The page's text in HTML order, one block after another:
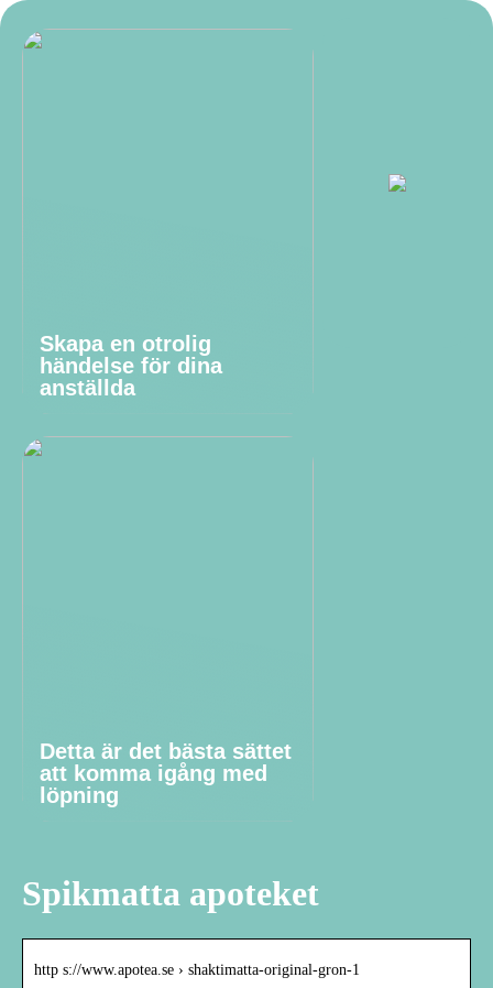
Skapa en otrolig
händelse för dina
anställda
Detta är det bästa sättet
att komma igång med
löpning
Spikmatta apoteket
http s://www.apotea.se › shaktimatta-original-gron-1